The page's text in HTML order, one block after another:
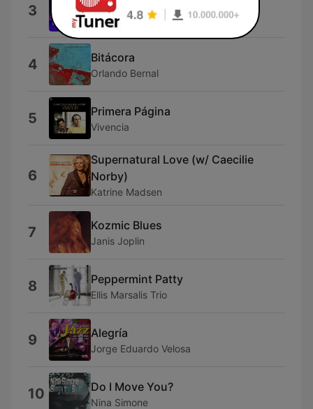
3 Himno Nacional Argentino
Diego Rafael Torres
4 Bitácora
Orlando Bernal
5 Primera Página
Vivencia
6
Supernatural Love (w/ Caecilie
Norby)
Katrine Madsen
7 Kozmic Blues
Janis Joplin
8 Peppermint Patty
Ellis Marsalis Trio
9 Alegría
Jorge Eduardo Velosa
10 Do I Move You?
Nina Simone